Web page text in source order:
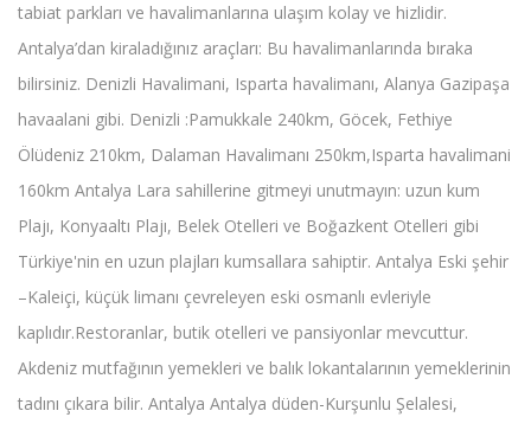
tabiat parkları ve havalimanlarına ulaşım kolay ve hizlidir.
Antalya’dan kiraladığınız araçları: Bu havalimanlarında bıraka
bilirsiniz. Denizli Havalimani, Isparta havalimanı, Alanya Gazipaşa
havaalani gibi. Denizli :Pamukkale 240km, Göcek, Fethiye
Ölüdeniz 210km, Dalaman Havalimanı 250km,Isparta havalimani
160km Antalya Lara sahillerine gitmeyi unutmayın: uzun kum
Plajı, Konyaaltı Plajı, Belek Otelleri ve Boğazkent Otelleri gibi
Türkiye'nin en uzun plajları kumsallara sahiptir. Antalya Eski şehir
–Kaleiçi, küçük limanı çevreleyen eski osmanlı evleriyle
kaplıdır.Restoranlar, butik otelleri ve pansiyonlar mevcuttur.
Akdeniz mutfağının yemekleri ve balık lokantalarının yemeklerinin
tadını çıkara bilir. Antalya Antalya düden-Kurşunlu Şelalesi,